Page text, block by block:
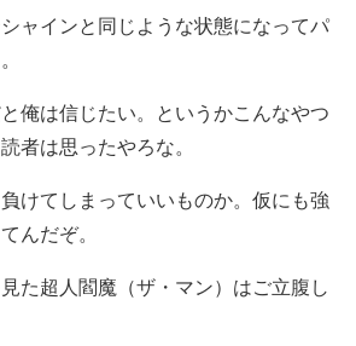
ャインと同じような状態になってパ
俺は信じたい。というかこんなやつ
者は思ったやろな。
けてしまっていいものか。仮にも強
んだぞ。
た超人閻魔（ザ・マン）はご立腹し